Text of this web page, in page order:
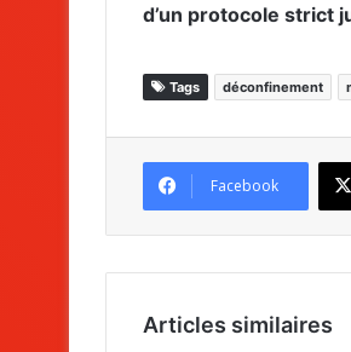
d’un protocole strict
Tags déconfinement
Facebook
Articles similaires